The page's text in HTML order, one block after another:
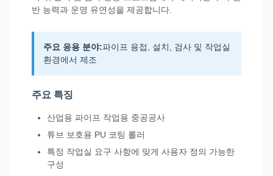
반 능력과 운영 유연성을 제공합니다.
주요 응용 분야:파이프 용접, 설치, 검사 및 작업실
환경에서 제조
주요 특징
산업용 파이프 작업용 중공공사
튜브 보호용 PU 코팅 롤러
특정 작업실 요구 사항에 맞게 사용자 정의 가능한
구성